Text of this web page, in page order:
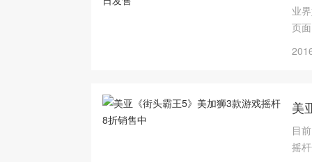
业
页
美
目
摇